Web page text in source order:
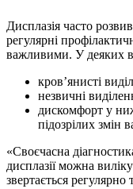
Дисплазія часто
регулярні
важливими. У деяких
кров’янисті
незвичні
дискомфорт у
підозрілих змін
«Своєчасна
дисплазії можна
звертається